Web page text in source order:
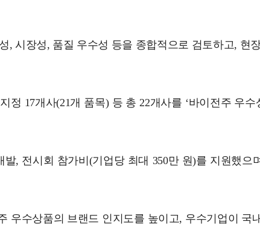
시장성, 품질 우수성 등을 종합적으로 검토하고, 현
17개사(21개 품목) 등 총 22개사를 ‘바이전주 우
, 전시회 참가비(기업당 최대 350만 원)를 지원했
우수상품의 브랜드 인지도를 높이고, 우수기업이 국